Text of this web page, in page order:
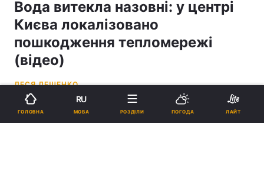
Вода витекла назовні: у центрі
Києва локалізовано
пошкодження тепломережі
(відео)
ЛЕСЯ ЛЕЩЕНКО
11:23, 02.11.23 4335
ГОЛОВНА
RU
МОВА РОЗДІЛИ ПОГОДА ЛАЙТ